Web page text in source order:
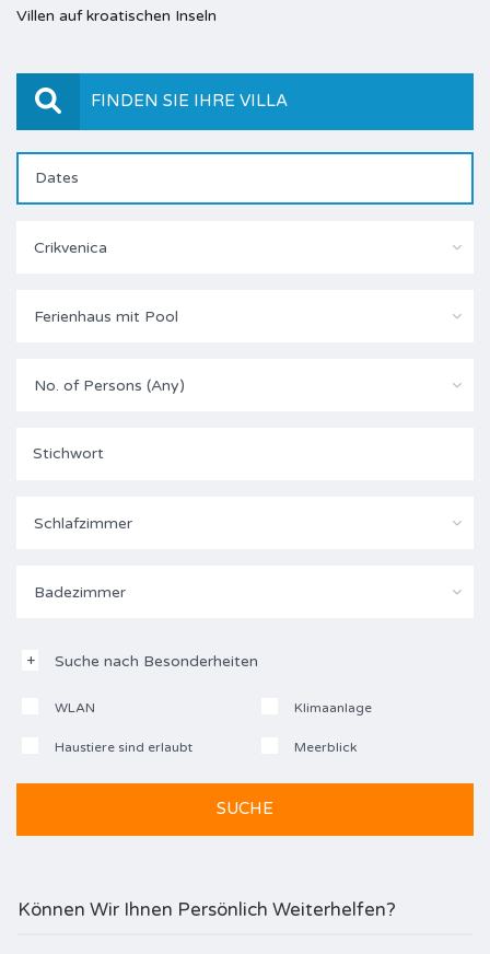
Villen auf kroatischen Inseln
FINDEN SIE IHRE VILLA
Crikvenica
Ferienhaus mit Pool
No. of Persons (Any)
Schlafzimmer
Badezimmer
Suche nach Besonderheiten
WLAN Klimaanlage
Haustiere sind erlaubt Meerblick
Können Wir Ihnen Persönlich Weiterhelfen?